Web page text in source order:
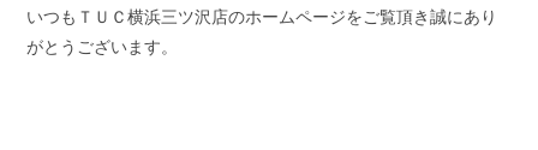
買取無料査定 パーツリスト
いつもＴＵＣ横浜三ツ沢店のホームページをご覧頂き誠にあり
がとうございます。